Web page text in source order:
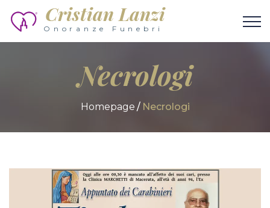
Cristian Lanzi
Onoranze Funebri
Necrologi
Homepage Necrologi